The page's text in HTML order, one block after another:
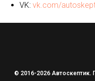
VK: vk.com/
© 2016-2026